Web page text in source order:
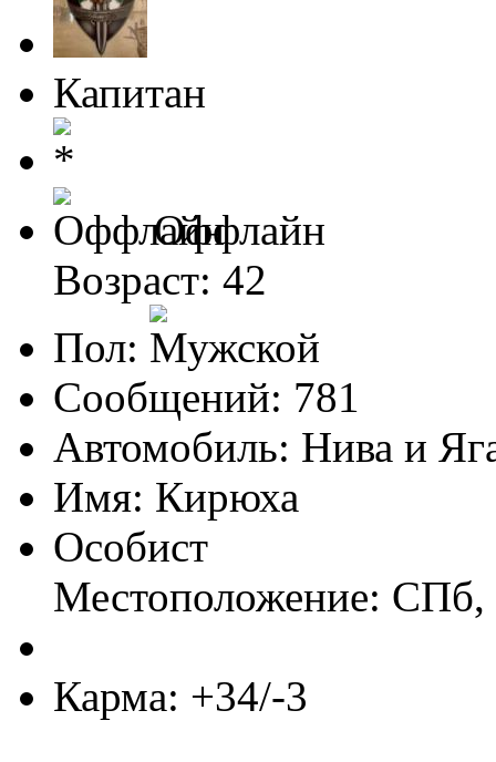
Капитан
Оффлайн
Возраст: 42
Пол:
Сообщений: 781
Автомобиль: Нива и
Имя: Кирюха
Особист
Местоположение:
Карма: +34/-3